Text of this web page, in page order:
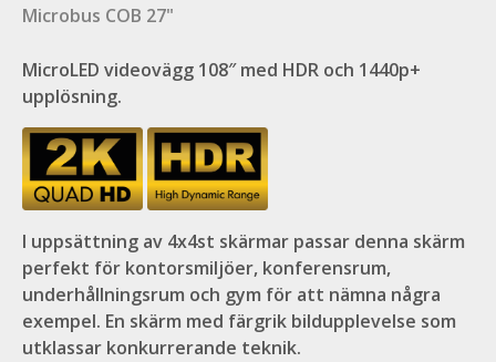
Microbus COB 27"
MicroLED videovägg 108″ med HDR och 1440p+
upplösning.
I uppsättning av 4x4st skärmar passar denna skärm
perfekt för kontorsmiljöer, konferensrum,
underhållningsrum och gym för att nämna några
exempel. En skärm med färgrik bildupplevelse som
utklassar konkurrerande teknik.